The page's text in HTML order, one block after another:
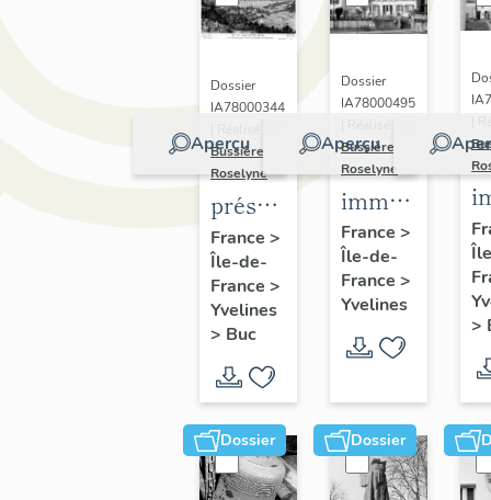
Aperçu
Dossier
IA78000344
Bussière
Roselyne
présentation
de la
commune
de Buc
France >
Île-de-
France >
Yvelines
> Buc
Aperçu
Dossier
IA78000495
Bussière
Roselyne
immeubles,
maisons,
fermes
France >
Île-de-
France >
Yvelines
>
Dossier Dossier